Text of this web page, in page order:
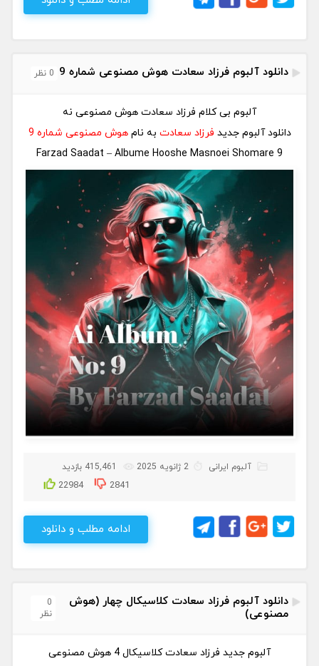
دانلود آلبوم فرزاد سعادت هوش مصنوعی شماره 9 0 نظر
آلبوم بی کلام فرزاد سعادت هوش مصنوعی نه
دانلود آلبوم جدید فرزاد سعادت به نامهوش مصنوعی شماره 9
Farzad Saadat – Albume Hooshe Masnoei Shomare 9
آلبوم ایرانی 2 ژانویه 2025 415,461 بازدید
22984 2841
ادامه مطلب و دانلود
دانلود آلبوم فرزاد سعادت کلاسیکال چهار (هوش
مصنوعی)
0
نظر
آلبوم جدید فرزاد سعادت کلاسیکال 4 هوش مصنوعی